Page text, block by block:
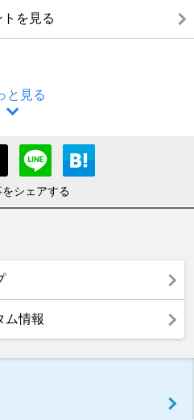
を見る
と見る
シェアする
ム情報